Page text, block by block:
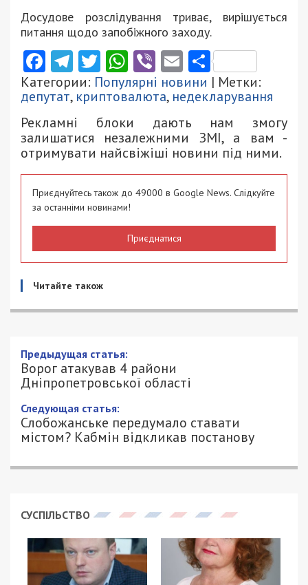
Досудове розслідування триває, вирішується
питання щодо запобіжного заходу.
Facebook
Telegram
Twitter
WhatsApp
ViberEmail
Категории: Популярні новини | Метки:
депутат, криптовалюта, недекларування
Рекламні блоки дають нам змогу
залишатися незалежними ЗМІ, а вам -
отримувати найсвіжіші новини під ними.
Приєднуйтесь також до 49000 в Google News. Слідкуйте
за останніми новинами!
Приєднатися
Читайте також
Предыдущая статья:
Ворог атакував 4 райони
Дніпропетровської області
Следующая статья:
Слобожанське передумало ставати
містом? Кабмін відкликав постанову
СУСПІЛЬСТВО